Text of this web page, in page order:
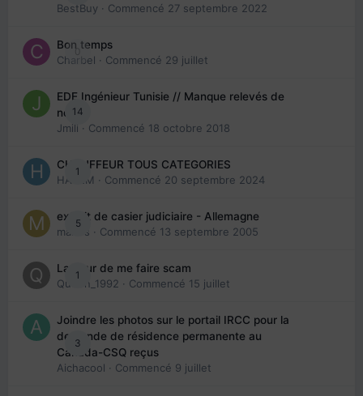
BestBuy · Commencé 27 septembre 2022
0
Bon temps
Charbel · Commencé 29 juillet
14
EDE Ingénieur Tunisie // Manque relevés de
note
Jmili · Commencé 18 octobre 2018
1
CHAUFFEUR TOUS CATEGORIES
HAZEM · Commencé 20 septembre 2024
5
extrait de casier judiciaire - Allemagne
maries · Commencé 13 septembre 2005
1
La peur de me faire scam
Queen_1992 · Commencé 15 juillet
3
Joindre les photos sur le portail IRCC pour la
demande de résidence permanente au
Canada-CSQ reçus
Aichacool · Commencé 9 juillet